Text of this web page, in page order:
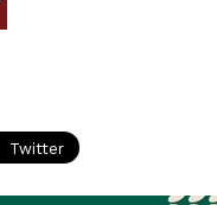
Twitter